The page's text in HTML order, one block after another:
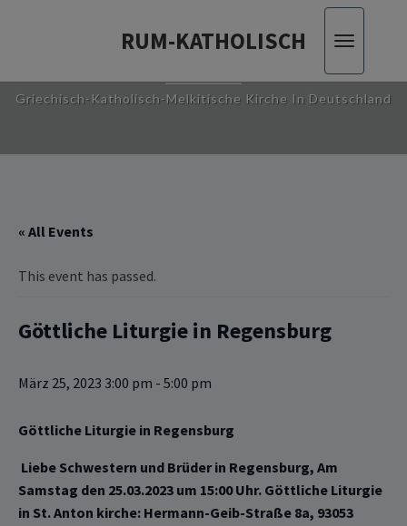
RUM-KATHOLISCH
Toggle
RUM-KATHOLISCH
Griechisch-Katholisch-Melkitische Kirche In Deutschland
« All Events
This event has passed.
Göttliche Liturgie in Regensburg
März 25, 2023 3:00 pm - 5:00 pm
Göttliche Liturgie in Regensburg
Liebe Schwestern und Brüder in Regensburg, Am
Samstag den 25.03.2023 um 15:00 Uhr. Göttliche Liturgie
in St.Anton kirche: Hermann-Geib-Straße 8a, 93053